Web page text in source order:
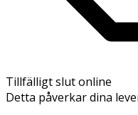
Tillfälligt slut online
Detta påverkar dina